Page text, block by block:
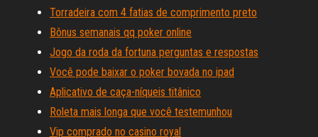
Torradeira com 4 fatias de comprimento preto
Bônus semanais qq poker online
Jogo da roda da fortuna perguntas e respostas
Você pode baixar o poker bovada no ipad
Aplicativo de caça-níqueis titânico
Roleta mais longa que você testemunhou
Vip comprado no casino royal